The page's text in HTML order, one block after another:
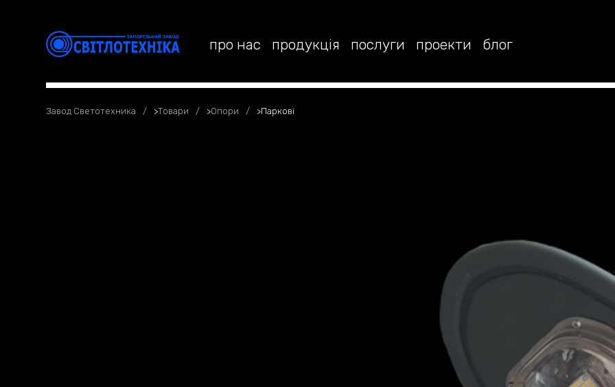
про нас продукція послуги проекти блог
Завод Светотехника >Товари >Опори >Паркові